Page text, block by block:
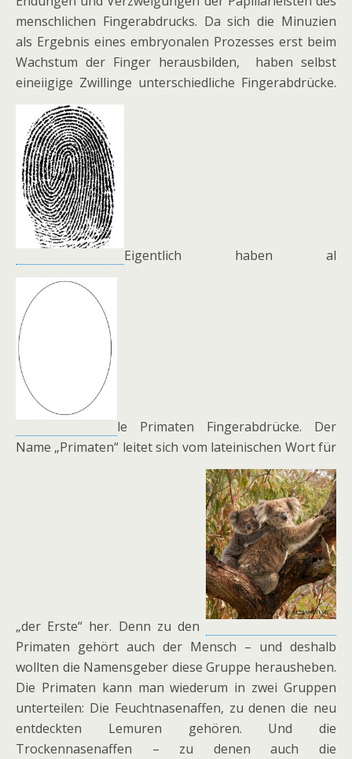
menschlichen Fingerabdrucks. Da sich die Minuzien
als Ergebnis eines embryonalen Prozesses erst beim
Wachstum der Finger herausbilden, haben selbst
eineiigige Zwillinge unterschiedliche Fingerabdrücke.
Eigentlich haben al
le Primaten Fingerabdrücke. Der
Name „Primaten“ leitet sich vom lateinischen Wort für
„der Erste“ her. Denn zu den
Primaten gehört auch der Mensch – und deshalb
wollten die Namensgeber diese Gruppe herausheben.
Die Primaten kann man wiederum in zwei Gruppen
unterteilen: Die Feuchtnasenaffen, zu denen die neu
entdeckten Lemuren gehören. Und die
Trockennasenaffen – zu denen auch die